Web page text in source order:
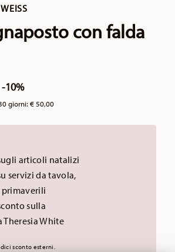
con falda
from
-10%
giorni:€ 50,00
articoli natalizi
servizi da tavola,
sulla
White
sconto esterni.